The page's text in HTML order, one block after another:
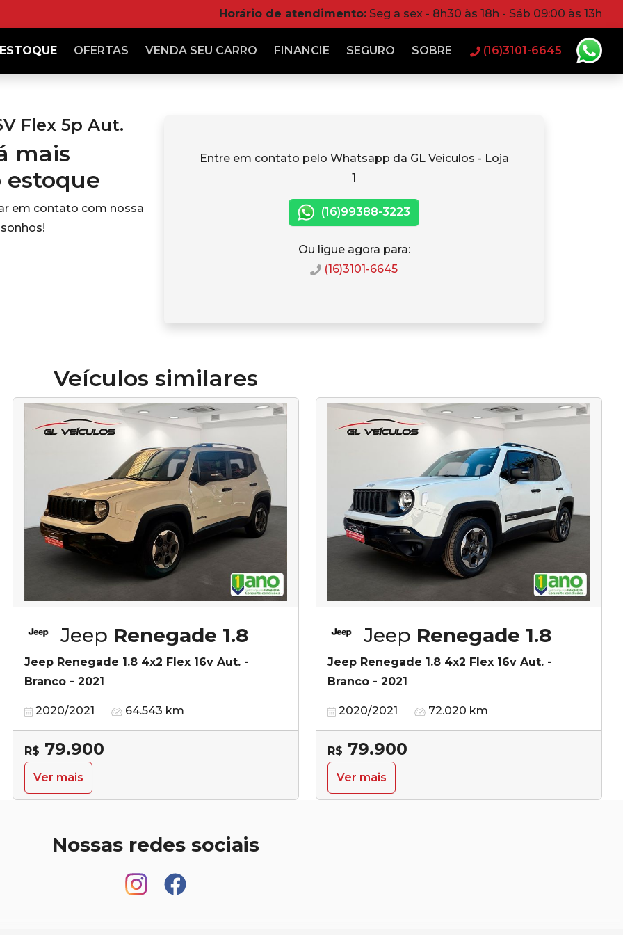
Horário de atendimento: Seg a sex - 8h30 às 18h - Sáb 09:00 às 13h
ESTOQUE OFERTAS VENDA SEU CARRO FINANCIE SEGURO SOBRE (16)3101-6645
Flex 5p Aut.
mais
estoque
em contato com nossa
Entre em contato pelo Whatsapp da GL Veículos - Loja
1
(16)99388-3223
Ou ligue agora para:
(16)3101-6645
Veículos similares
Jeep Renegade 1.8
Jeep Renegade 1.8 4x2 Flex 16v Aut. -
Branco - 2021
2020/2021 64.543 km
R$ 79.900
Ver mais
Jeep Renegade 1.8
Jeep Renegade 1.8 4x2 Flex 16v Aut. -
Branco - 2021
2020/2021 72.020 km
R$ 79.900
Ver mais
Nossas redes sociais